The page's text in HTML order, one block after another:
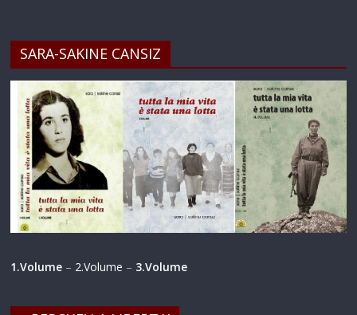
SARA-SAKINE CANSIZ
1.Volume – 2.Volume – 3.Volume